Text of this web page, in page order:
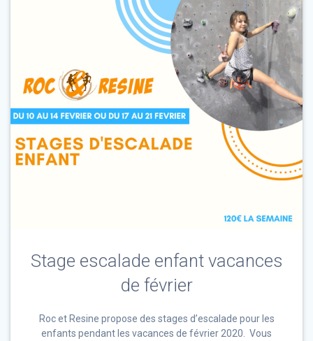
Stage escalade enfant vacances
de février
Roc et Resine propose des stages d’escalade pour les
enfants pendant les vacances de février 2020. Vous